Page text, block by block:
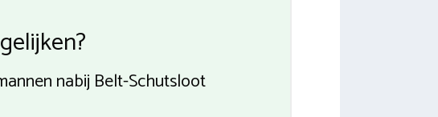
nabij Belt-Schutsloot